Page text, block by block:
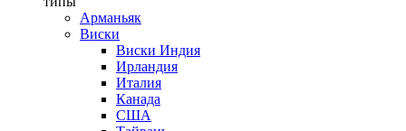
Арманьяк
Виски
Виски Индия
Ирландия
Италия
Канада
США